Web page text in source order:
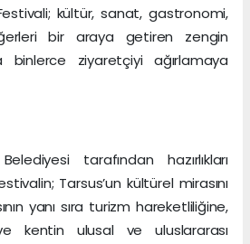
kültür, sanat, gastronomi,
bir araya getiren zengin
ziyaretçiyi ağırlamaya
tarafından hazırlıkları
Tarsus’un kültürel mirasını
yanı sıra turizm hareketliliğine,
kentin ulusal ve uluslararası